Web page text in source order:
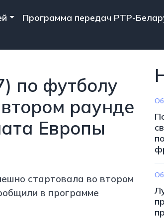
Программа передач РТР-
по футболу
раунде
Европы
стартовала во втором
в программе